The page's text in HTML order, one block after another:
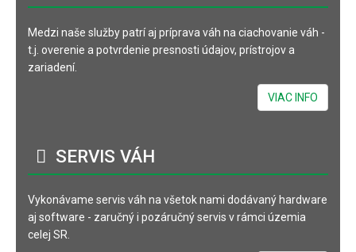
Medzi naše služby patrí aj príprava váh na ciachovanie váh -
t.j. overenie a potvrdenie presnosti údajov, prístrojov a
zariadení.
VIAC INFO
SERVIS VÁH
Vykonávame servis váh na všetok nami dodávaný hardware
aj software - zaručný i pozáručný servis v rámci územia
celej SR.